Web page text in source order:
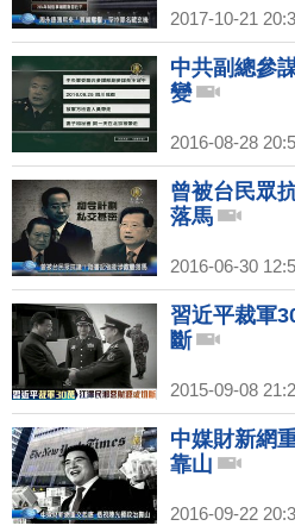
2017-10-21
中共副總參
變
2016-08-28
曾被台民眾
落馬
2016-06-30
習近平裁軍
斷
2015-09-08
中媒財新網
靠山
2016-09-22